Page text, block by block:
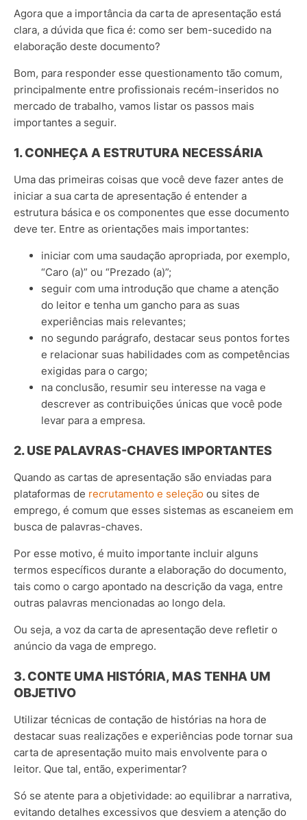
Agora que a importância da carta de apresentação está
clara, a dúvida que fica é: como ser bem-sucedido na
elaboração deste documento?
Bom, para responder esse questionamento tão comum,
principalmente entre profissionais recém-inseridos no
mercado de trabalho, vamos listar os passos mais
importantes a seguir.
1. CONHEÇA A ESTRUTURA NECESSÁRIA
Uma das primeiras coisas que você deve fazer antes de
iniciar a sua carta de apresentação é entender a
estrutura básica e os componentes que esse documento
deve ter. Entre as orientações mais importantes:
iniciar com uma saudação apropriada, por exemplo,
“Caro (a)” ou “Prezado (a)”;
seguir com uma introdução que chame a atenção
do leitor e tenha um gancho para as suas
experiências mais relevantes;
no segundo parágrafo, destacar seus pontos fortes
e relacionar suas habilidades com as competências
exigidas para o cargo;
na conclusão, resumir seu interesse na vaga e
descrever as contribuições únicas que você pode
levar para a empresa.
2. USE PALAVRAS-CHAVES IMPORTANTES
Quando as cartas de apresentação são enviadas para
plataformas de recrutamento e seleção ou sites de
emprego, é comum que esses sistemas as escaneiem em
busca de palavras-chaves.
Por esse motivo, é muito importante incluir alguns
termos específicos durante a elaboração do documento,
tais como o cargo apontado na descrição da vaga, entre
outras palavras mencionadas ao longo dela.
Ou seja, a voz da carta de apresentação deve refletir o
anúncio da vaga de emprego.
3. CONTE UMA HISTÓRIA, MAS TENHA UM
OBJETIVO
Utilizar técnicas de contação de histórias na hora de
destacar suas realizações e experiências pode tornar sua
carta de apresentação muito mais envolvente para o
leitor. Que tal, então, experimentar?
Só se atente para a objetividade: ao equilibrar a narrativa,
evitando detalhes excessivos que desviem a atenção do